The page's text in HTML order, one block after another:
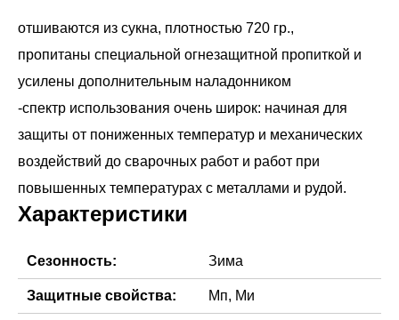
отшиваются из сукна, плотностью 720 гр.,
пропитаны специальной огнезащитной пропиткой и
усилены дополнительным наладонником
-спектр использования очень широк: начиная для
защиты от пониженных температур и механических
воздействий до сварочных работ и работ при
Характеристики
Сезонность: Зима
Защитные свойства: Мп, Ми